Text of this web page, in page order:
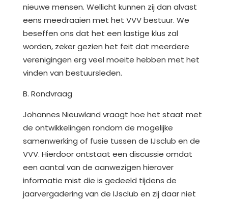
nieuwe mensen. Wellicht kunnen zij dan alvast
eens meedraaien met het VVV bestuur. We
beseffen ons dat het een lastige klus zal
worden, zeker gezien het feit dat meerdere
verenigingen erg veel moeite hebben met het
vinden van bestuursleden.
B. Rondvraag
Johannes Nieuwland vraagt hoe het staat met
de ontwikkelingen rondom de mogelijke
samenwerking of fusie tussen de IJsclub en de
VVV. Hierdoor ontstaat een discussie omdat
een aantal van de aanwezigen hierover
informatie mist die is gedeeld tijdens de
jaarvergadering van de IJsclub en zij daar niet